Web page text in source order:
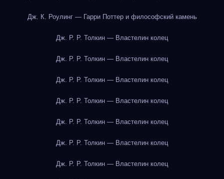
Дж. К. Роулинг — Гарри Поттер и философский камень
Дж. Р. Р. Толкин — Властелин колец
Дж. Р. Р. Толкин — Властелин колец
Дж. Р. Р. Толкин — Властелин колец
Дж. Р. Р. Толкин — Властелин колец
Дж. Р. Р. Толкин — Властелин колец
Дж. Р. Р. Толкин — Властелин колец
Дж. Р. Р. Толкин — Властелин колец